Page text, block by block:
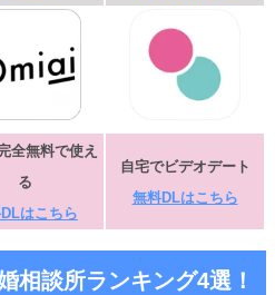
全無料で使え
る
はこちら
自宅でビデオデート
無料DLはこちら
相談所ランキング4選！